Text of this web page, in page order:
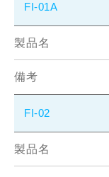
FI-01A
FI-02